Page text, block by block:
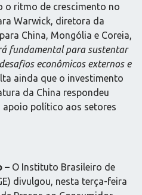
o ritmo de crescimento no
Warwick, diretora da
China, Mongólia e Coreia,
fundamental para sustentar
econômicos externos e
ainda que o investimento
da China respondeu
político aos setores
– O Instituto Brasileiro de
divulgou, nesta terça-feira